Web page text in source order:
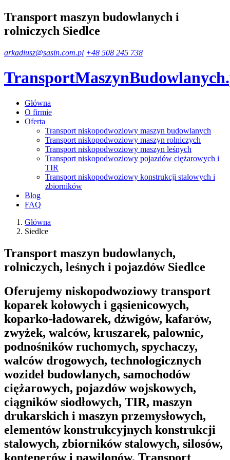
Transport maszyn budowlanych i
rolniczych Siedlce
arkadiusz@sasin.com.pl +48 508 245 738
TransportMaszynBudowlanych
Główna
O firmie
Oferta
Transport niskopodwoziowy maszyn budowlanych
Transport niskopodwoziowy maszyn rolniczych
Transport niskopodwoziowy maszyn leśnych
Transport niskopodwoziowy pojazdów ciężarowych i
TIR
Transport niskopodwoziowy konstrukcji stalowych i
zbiorników
Blog
FAQ
Główna
Siedlce
Transport maszyn budowlanych,
rolniczych, leśnych i pojazdów Siedlce
Oferujemy niskopodwoziowy transport
koparek kołowych i gąsienicowych,
koparko-ładowarek, dźwigów, kafarów,
zwyżek, walców, kruszarek, palownic,
podnośników ruchomych, spychaczy,
walców drogowych, technologicznych
wozideł budowlanych, samochodów
ciężarowych, pojazdów wojskowych,
ciągników siodłowych, TIR, maszyn
drukarskich i maszyn przemysłowych,
elementów konstrukcyjnych konstrukcji
stalowych, zbiorników stalowych, silosów,
kontenerów i pawilonów. Transport